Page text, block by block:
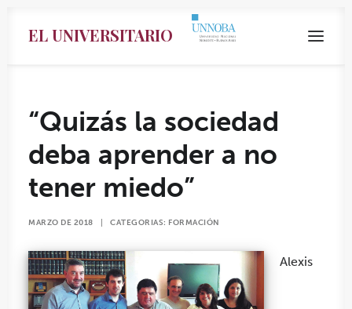
EL UNIVERSITARIO
Search
“Quizás la sociedad
deba aprender a no
tener miedo”
MARZO DE 2018 CATEGORIAS: FORMACIÓN
Alexis